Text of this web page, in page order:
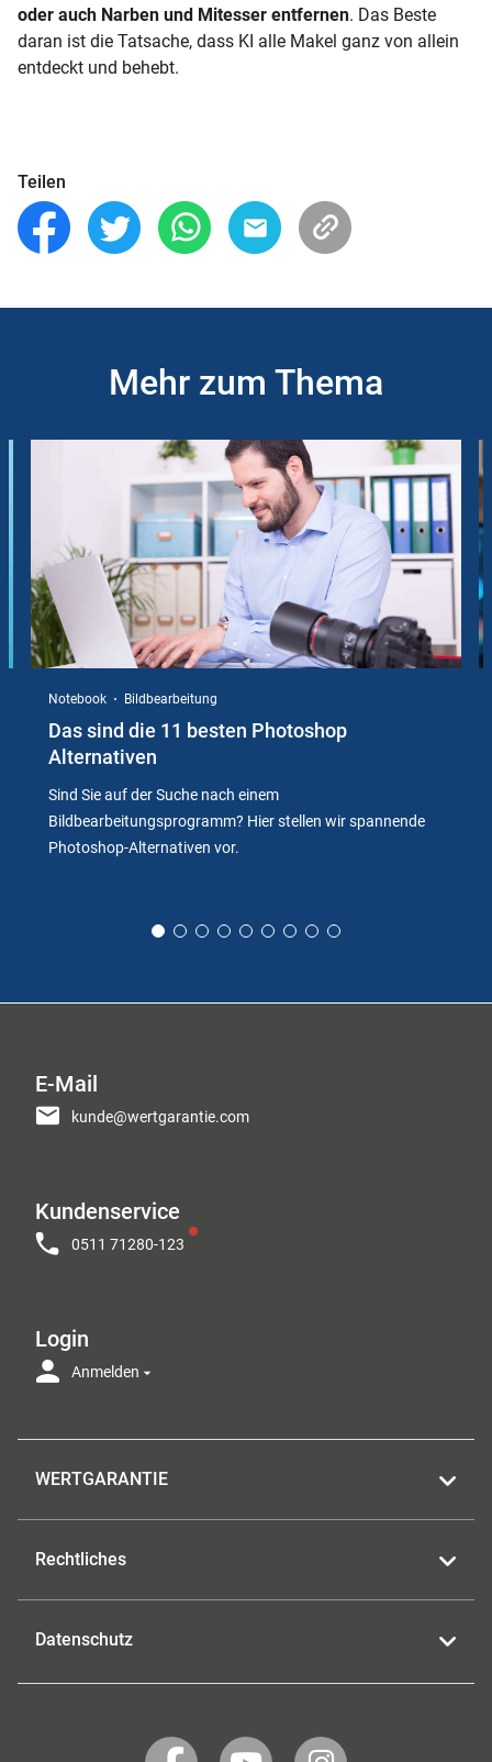
oder auch Narben und Mitesser entfernen. Das Beste
daran ist die Tatsache, dass KI alle Makel ganz von allein
entdeckt und behebt.
Teilen
Mehr zum Thema
Notebook Bildbearbeitung
Das sind die 11 besten Photoshop
Alternativen
Sind Sie auf der Suche nach einem
Bildbearbeitungsprogramm? Hier stellen wir spannende
Photoshop-Alternativen vor.
E-Mail
kunde@wertgarantie.com
Kundenservice
0511 71280-123
Login
Anmelden
WERTGARANTIE
Rechtliches
Datenschutz